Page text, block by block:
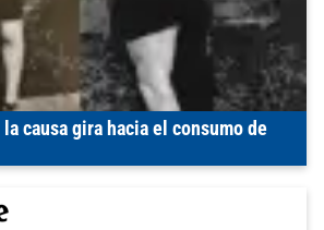
causa gira hacia el consumo de